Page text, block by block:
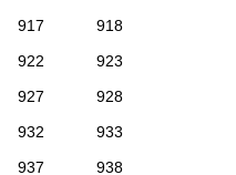
917
918
922
923
927
928
932
933
937 938